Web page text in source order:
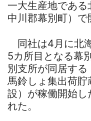
一大生産地であ
中川郡幕別町）で
同社は4月に北
5カ所目となる幕
別支所が同居す
馬鈴しょ集出荷
設）が稼働開始
れた。